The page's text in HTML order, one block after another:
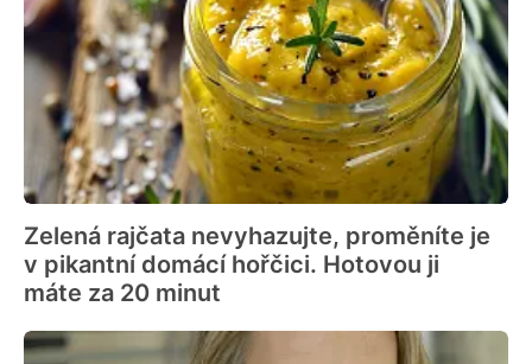
Zelená rajčata nevyhazujte, proměníte je
v pikantní domácí hořčici. Hotovou ji
máte za 20 minut